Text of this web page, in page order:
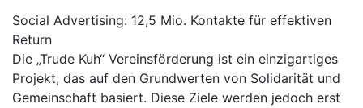
Social Advertising: 12,5 Mio. Kontakte für effektiven
Return
Die „Trude Kuh“ Vereinsförderung ist ein einzigartiges
Projekt, das auf den Grundwerten von Solidarität und
Gemeinschaft basiert. Diese Ziele werden jedoch erst